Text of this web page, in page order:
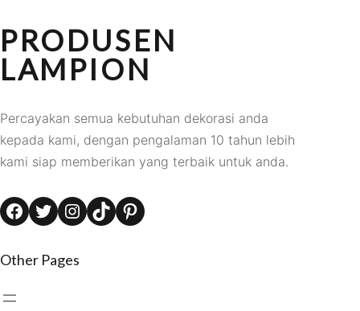
PRODUSEN
LAMPION
Percayakan semua kebutuhan dekorasi anda
kepada kami, dengan pengalaman 10 tahun lebih
kami siap memberikan yang terbaik untuk anda.
Facebook Twitter Instagram TikTok Pinterest
Other Pages